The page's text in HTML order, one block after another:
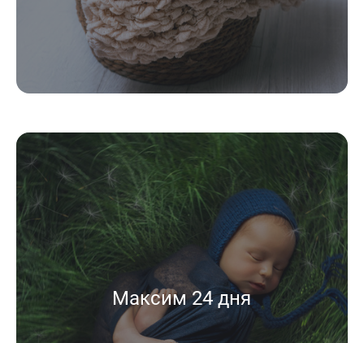
Максим 24 дня